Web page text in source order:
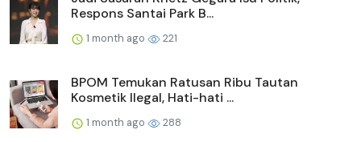
Respons Santai Park B...
1 month ago 221
BPOM Temukan Ratusan Ribu Tautan
Kosmetik Ilegal, Hati-hati ...
1 month ago 288